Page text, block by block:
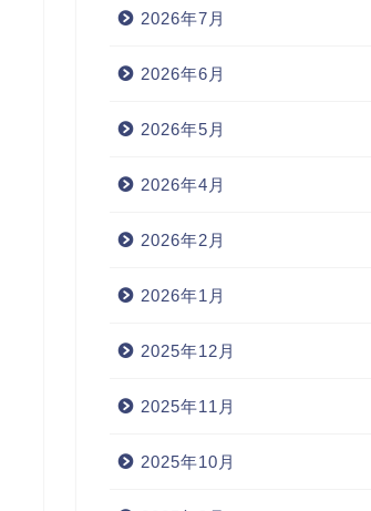
2026年7月
2026年6月
2026年5月
2026年4月
2026年2月
2026年1月
2025年12月
2025年11月
2025年10月